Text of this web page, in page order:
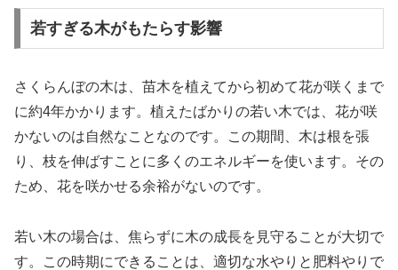
若すぎる木がもたらす影響
さくらんぼの木は、苗木を植えてから初めて花が咲くまで
に約4年かかります。植えたばかりの若い木では、花が咲
かないのは自然なことなのです。この期間、木は根を張
り、枝を伸ばすことに多くのエネルギーを使います。その
ため、花を咲かせる余裕がないのです。
若い木の場合は、焦らずに木の成長を見守ることが大切で
す。この時期にできることは、適切な水やりと肥料やりで